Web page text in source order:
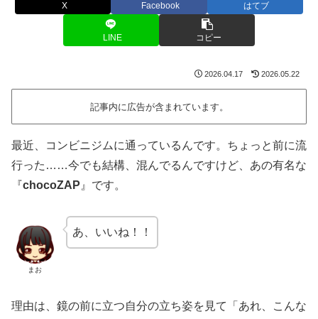
X Facebook はてブ
LINE コピー
2026.04.17 2026.05.22
記事内に広告が含まれています。
最近、コンビニジムに通っているんです。ちょっと前に流
行った……今でも結構、混んでるんですけど、あの有名な
『chocoZAP 』です。
まお
あ、いいね！！
理由は、鏡の前に立つ自分の立ち姿を見て「あれ、こんな